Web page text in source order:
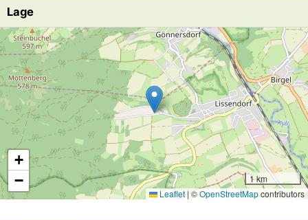
Lage
Lade Lageplan
+
−
1 km
Leaflet | ©OpenStreetMapcontributors